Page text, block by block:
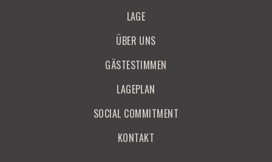
LAGE
ÜBER UNS
GÄSTESTIMMEN
LAGEPLAN
SOCIAL COMMITMENT
KONTAKT